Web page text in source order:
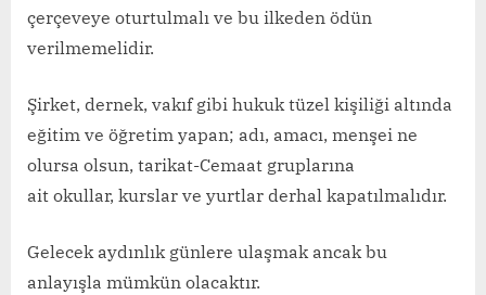
çerçeveye oturtulmalı ve bu ilkeden ödün
verilmemelidir.
Şirket, dernek, vakıf gibi hukuk tüzel kişiliği altında
eğitim ve öğretim yapan; adı, amacı, menşei ne
olursa olsun, tarikat-Cemaat gruplarına
ait okullar, kurslar ve yurtlar derhal kapatılmalıdır.
Gelecek aydınlık günlere ulaşmak ancak bu
anlayışla mümkün olacaktır.